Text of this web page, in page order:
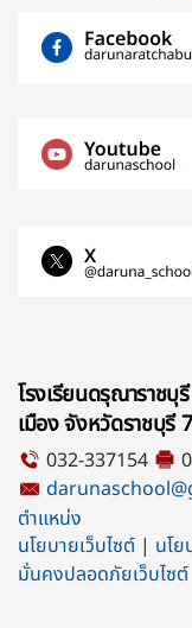
โรงเรียนดรุณาราชบุ
เมือง จังหวัดราชบุรี
032-337154
ตำแหน่ง
นโยบายเว็บไซต์ | นโ
มั่นคงปลอดภัยเว็บไซต์